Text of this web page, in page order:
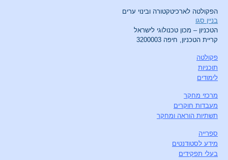
הפקולטה לארכיטקטורה ובינוי ערים
בניין סגו
הטכניון – מכון טכנולוגי לישראל
קריית הטכניון, חיפה 3200003
פקולטה
תוכניות
לימודים
מרכזי מחקר
מעבדות חוקרים
תשתיות הוראה ומחקר
ספרייה
מידע לסטודנטים
בעלי תפקידים